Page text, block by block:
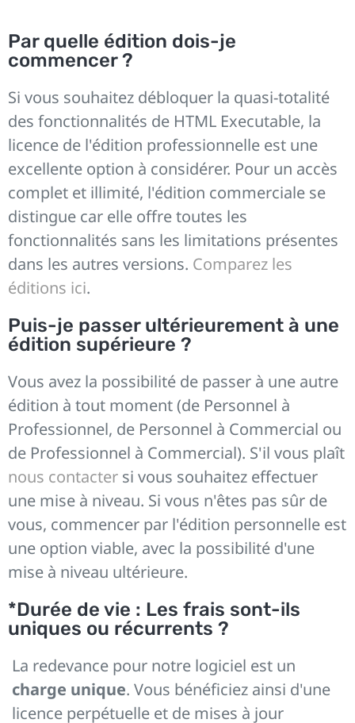
Par quelle édition dois-je
commencer ?
Si vous souhaitez débloquer la quasi-totalité
des fonctionnalités de HTML Executable, la
licence de l'édition professionnelle est une
excellente option à considérer. Pour un accès
complet et illimité, l'édition commerciale se
distingue car elle offre toutes les
fonctionnalités sans les limitations présentes
dans les autres versions. Comparez les
éditions ici.
Puis-je passer ultérieurement à une
édition supérieure ?
Vous avez la possibilité de passer à une autre
édition à tout moment (de Personnel à
Professionnel, de Personnel à Commercial ou
de Professionnel à Commercial). S'il vous plaît
nous contacter si vous souhaitez effectuer
une mise à niveau. Si vous n'êtes pas sûr de
vous, commencer par l'édition personnelle est
une option viable, avec la possibilité d'une
mise à niveau ultérieure.
*Durée de vie : Les frais sont-ils
uniques ou récurrents ?
La redevance pour notre logiciel est un
charge unique. Vous bénéficiez ainsi d'une
licence perpétuelle et de mises à jour